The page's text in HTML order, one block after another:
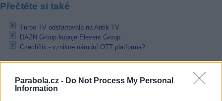
Parabola.cz - Do Not Process My Personal
Information
Přečtěte si také
Turbo TV odstartovala na Antik TV
DAZN Group kupuje Elevent Group
Czechflix - vznikne národní OTT platforma?
Reklama
Pracovní nabídky